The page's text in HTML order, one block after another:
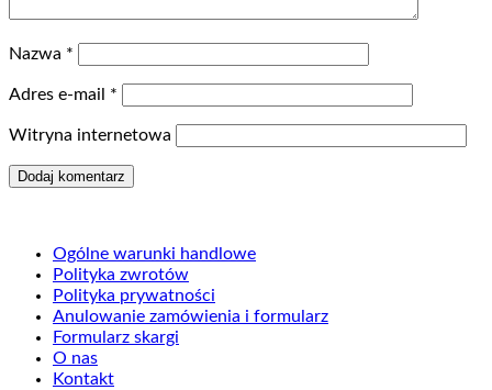
Nazwa *
Adres e-mail *
Witryna internetowa
Ogólne warunki handlowe
Polityka zwrotów
Polityka prywatności
Anulowanie zamówienia i formularz
Formularz skargi
O nas
Kontakt